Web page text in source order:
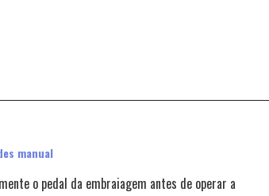
manual
o pedal da embraiagem antes de operar a